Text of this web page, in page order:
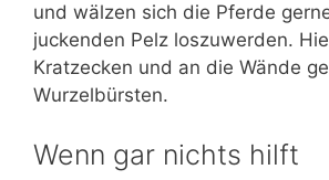
und wälzen sich die Pferde
juckenden Pelz loszuwerden.
Kratzecken und an die Wände
Wurzelbürsten.
Wenn gar nichts hilft